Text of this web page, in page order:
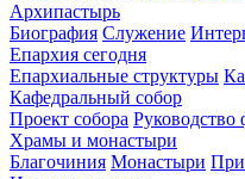
Архипастырь
Биография Служение
Епархия сегодня
Епархиальные структуры
Кафедральный собор
Проект собора Руководство
Храмы и монастыри
Благочиния Монастыри